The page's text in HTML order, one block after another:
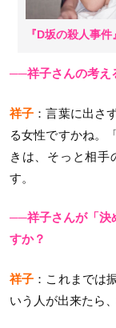
『D坂の殺人事
──祥子さんの考え
祥子 ：言葉に出さ
る女性ですかね。
きは、そっと相手
す。
──祥子さんが「決
すか？
祥子 ：これまでは
いう人が出来たら